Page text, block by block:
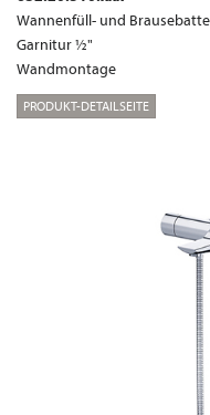
Wannenfüll- und
Garnitur ½"
Wandmontage
PRODUKT-DETAILSEITE